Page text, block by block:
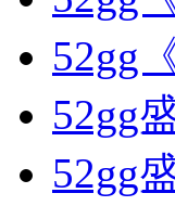
52gg
52gg
52gg